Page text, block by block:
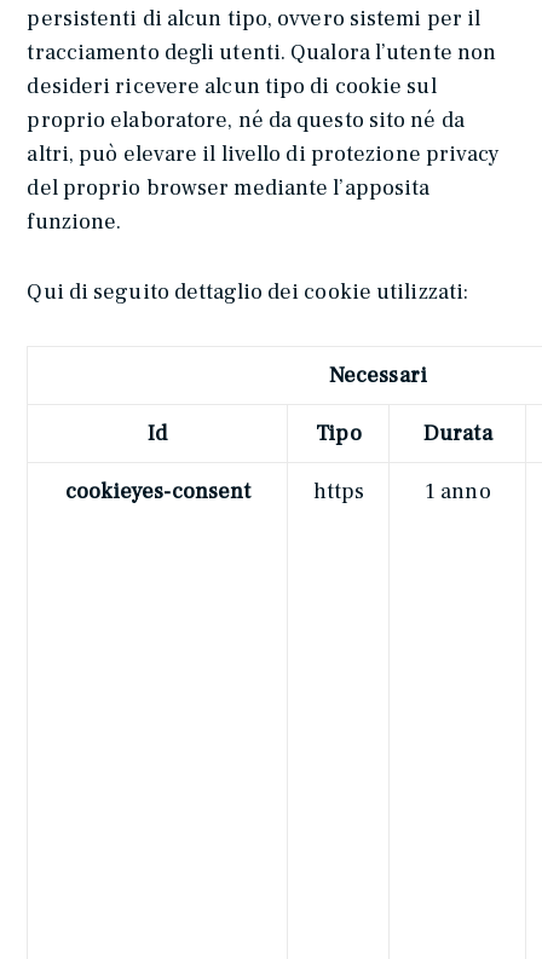
persistenti di alcun tipo, ovvero sistemi per il
tracciamento degli utenti. Qualora l’utente non
desideri ricevere alcun tipo di cookie sul
proprio elaboratore, né da questo sito né da
altri, può elevare il livello di protezione privacy
del proprio browser mediante l’apposita
funzione.
Qui di seguito dettaglio dei cookie utilizzati:
Necessari
Id Tipo Durata
cookieyes-consent https 1 anno